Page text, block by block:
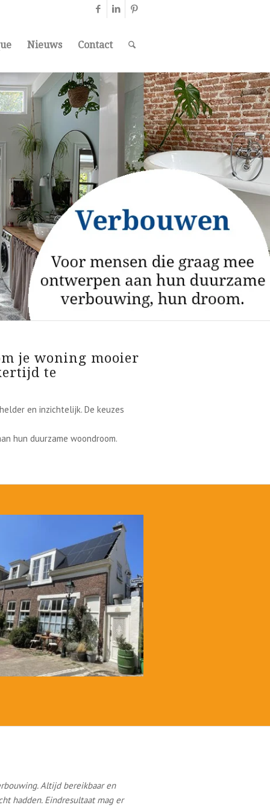
Nieuws Contact
je woning mooier
te
en inzichtelijk. De keuzes
hun duurzame woondroom.
Altijd bereikbaar en
hadden. Eindresultaat mag er